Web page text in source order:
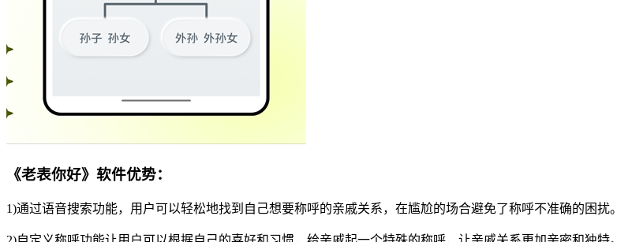
《老表你好》软件优势：
1)通过语音搜索功能，用户可以轻松地找到自己想要称呼的亲戚关系，在尴尬的场合避免了称呼不准确的困扰。